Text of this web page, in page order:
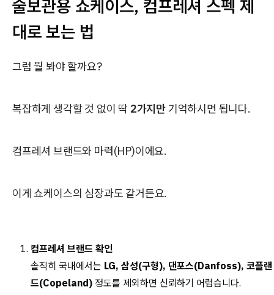
술보관용 쇼케이스, 컴프레셔 스펙 제
대로 보는 법
그럼 뭘 봐야 할까요?
복잡하게 생각할 것 없이 딱 2가지만기억하시면 됩니다.
컴프레셔 브랜드와 마력(HP)이에요.
이게 쇼케이스의 심장과도 같거든요.
컴프레셔 브랜드 확인
솔직히 국내에서는 LG, 삼성(구형), 댄포스(Danfoss), 코플랜
드(Copeland) 정도를 제외하면 신뢰하기 어렵습니다.